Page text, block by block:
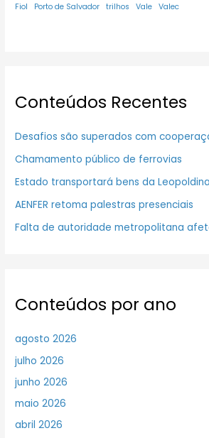
Fiol Porto de Salvador trilhos Vale Valec
Conteúdos Recentes
Desafios são superados com
Chamamento público de ferrovias
Estado transportará bens da Leopoldina
AENFER retoma palestras presenciais
Falta de autoridade metropolitana
Conteúdos por ano
agosto 2026
julho 2026
junho 2026
maio 2026
abril 2026